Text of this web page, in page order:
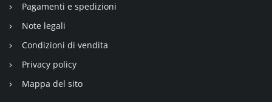
Pagamenti e spedizioni
Note legali
Condizioni di vendita
Privacy policy
Mappa del sito